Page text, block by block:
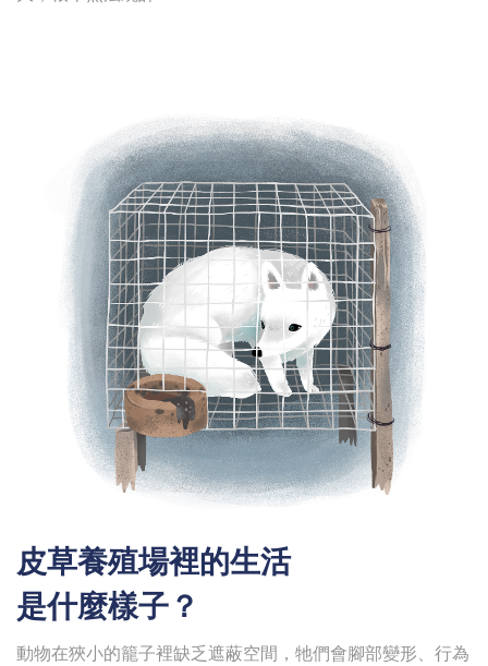
皮草養殖場裡的生活
是什麼樣子？
動物在狹小的籠子裡缺乏遮蔽空間，牠們會腳部變形、行為